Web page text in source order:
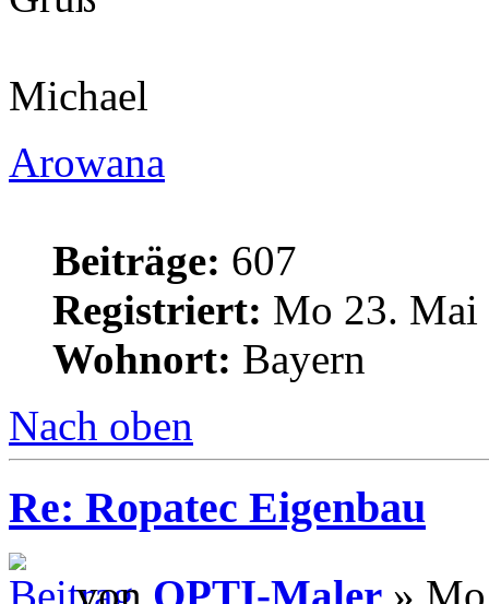
Michael
Arowana
Beiträge: 607
Registriert: Mo 23. Mai
Wohnort: Bayern
Nach oben
Re: Ropatec Eigenbau